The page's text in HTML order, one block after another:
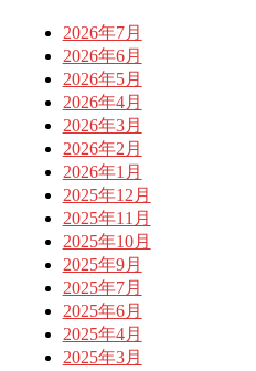
2026年7月
2026年6月
2026年5月
2026年4月
2026年3月
2026年2月
2026年1月
2025年12月
2025年11月
2025年10月
2025年9月
2025年7月
2025年6月
2025年4月
2025年3月